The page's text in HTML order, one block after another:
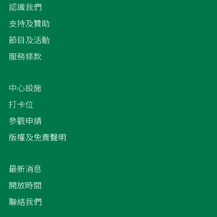
認識我們
支持及贊助
節目及活動
服務條款
中心設施
打卡位
參觀申請
版權及免責聲明
最新消息
開放時間
聯絡我們